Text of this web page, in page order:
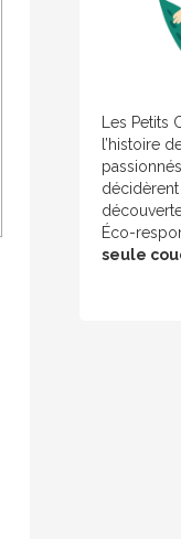
Les Petits
l’histoire
Éco-
seule